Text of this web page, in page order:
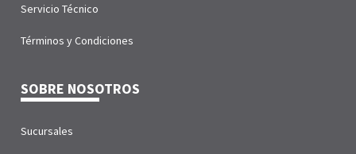
Servicio Técnico
Términos y Condiciones
SOBRE NOSOTROS
Sucursales